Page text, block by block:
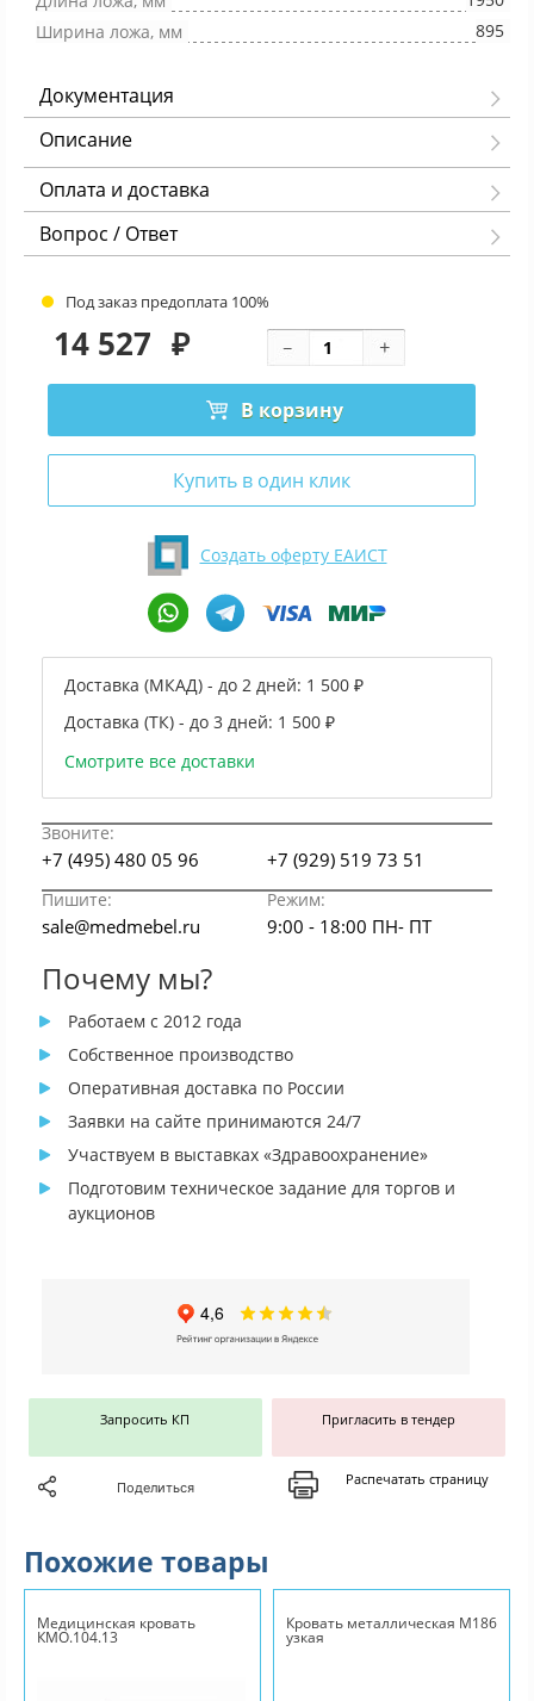
Ширина ложа, мм
895
Документация
Описание
Оплата и доставка
Вопрос / Ответ
Под заказ предоплата 100%
14 527 ₽
В корзину
Купить в один клик
Создать оферту ЕАИСТ
Доставка (МКАД) - до 2 дней: 1 500 ₽
Доставка (ТК) - до 3 дней: 1 500 ₽
Смотрите все доставки
Звоните:
+7 (495) 480 05 96 +7 (929) 519 73 51
Пишите: Режим:
sale@medmebel.ru 9:00 - 18:00 ПН- ПТ
Почему мы?
Работаем с 2012 года
Собственное производство
Оперативная доставка по России
Заявки на сайте принимаются 24/7
Участвуем в выставках «Здравоохранение»
Подготовим техническое задание для торгов и
аукционов
Запросить КП Пригласить в тендер
Поделиться Распечатать страницу
Похожие товары
Медицинская кровать
КМО.104.13
Кровать металлическая М186
узкая